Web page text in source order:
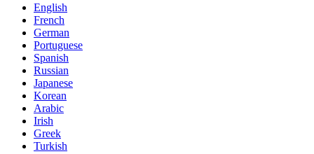
English
French
German
Portuguese
Spanish
Russian
Japanese
Korean
Arabic
Irish
Greek
Turkish